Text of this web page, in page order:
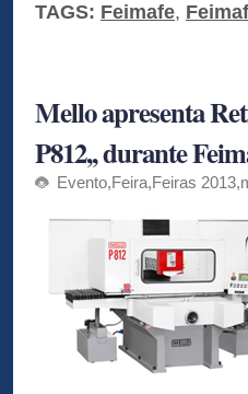
TAGS: Feimafe,
Mello apresenta
P812,, durante
Evento,Feira,Feiras 2013,